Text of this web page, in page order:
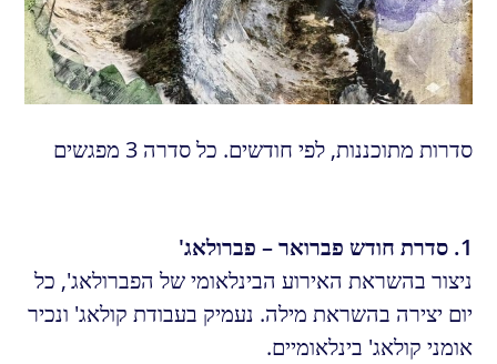
סדרות מתוכננות, לפי חודשים. כל סדרה 3 מפגשים
1. סדרת חודש פברואר – פברולאג'
ניצור בהשראת האירוע הבינלאומי של הפברולאג', כל
יום יצירה בהשראת מילה. נעמיק בעבודת קולאג' ונכיר
אומני קולאג' בינלאומיים.